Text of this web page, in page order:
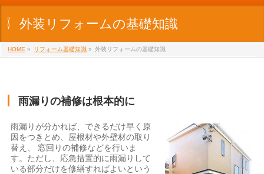
外装リフォームの基礎知識
HOME » リフォーム基礎知識 » 外装リフォームの基礎知識
雨漏りの補修は根本的に
雨漏りが分かれば、できるだけ早く原
因をつきとめ、屋根材や外壁材の取り
替え、 窓回りの補修などを行いま
す。ただし、応急措置的に雨漏りして
いる部分だけを修繕すればよいという